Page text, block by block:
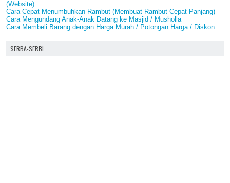
(Website)
Cara Cepat Menumbuhkan Rambut (Membuat Rambut Cepat Panjang)
Cara Mengundang Anak-Anak Datang ke Masjid / Musholla
Cara Membeli Barang dengan Harga Murah / Potongan Harga / Diskon
SERBA-SERBI